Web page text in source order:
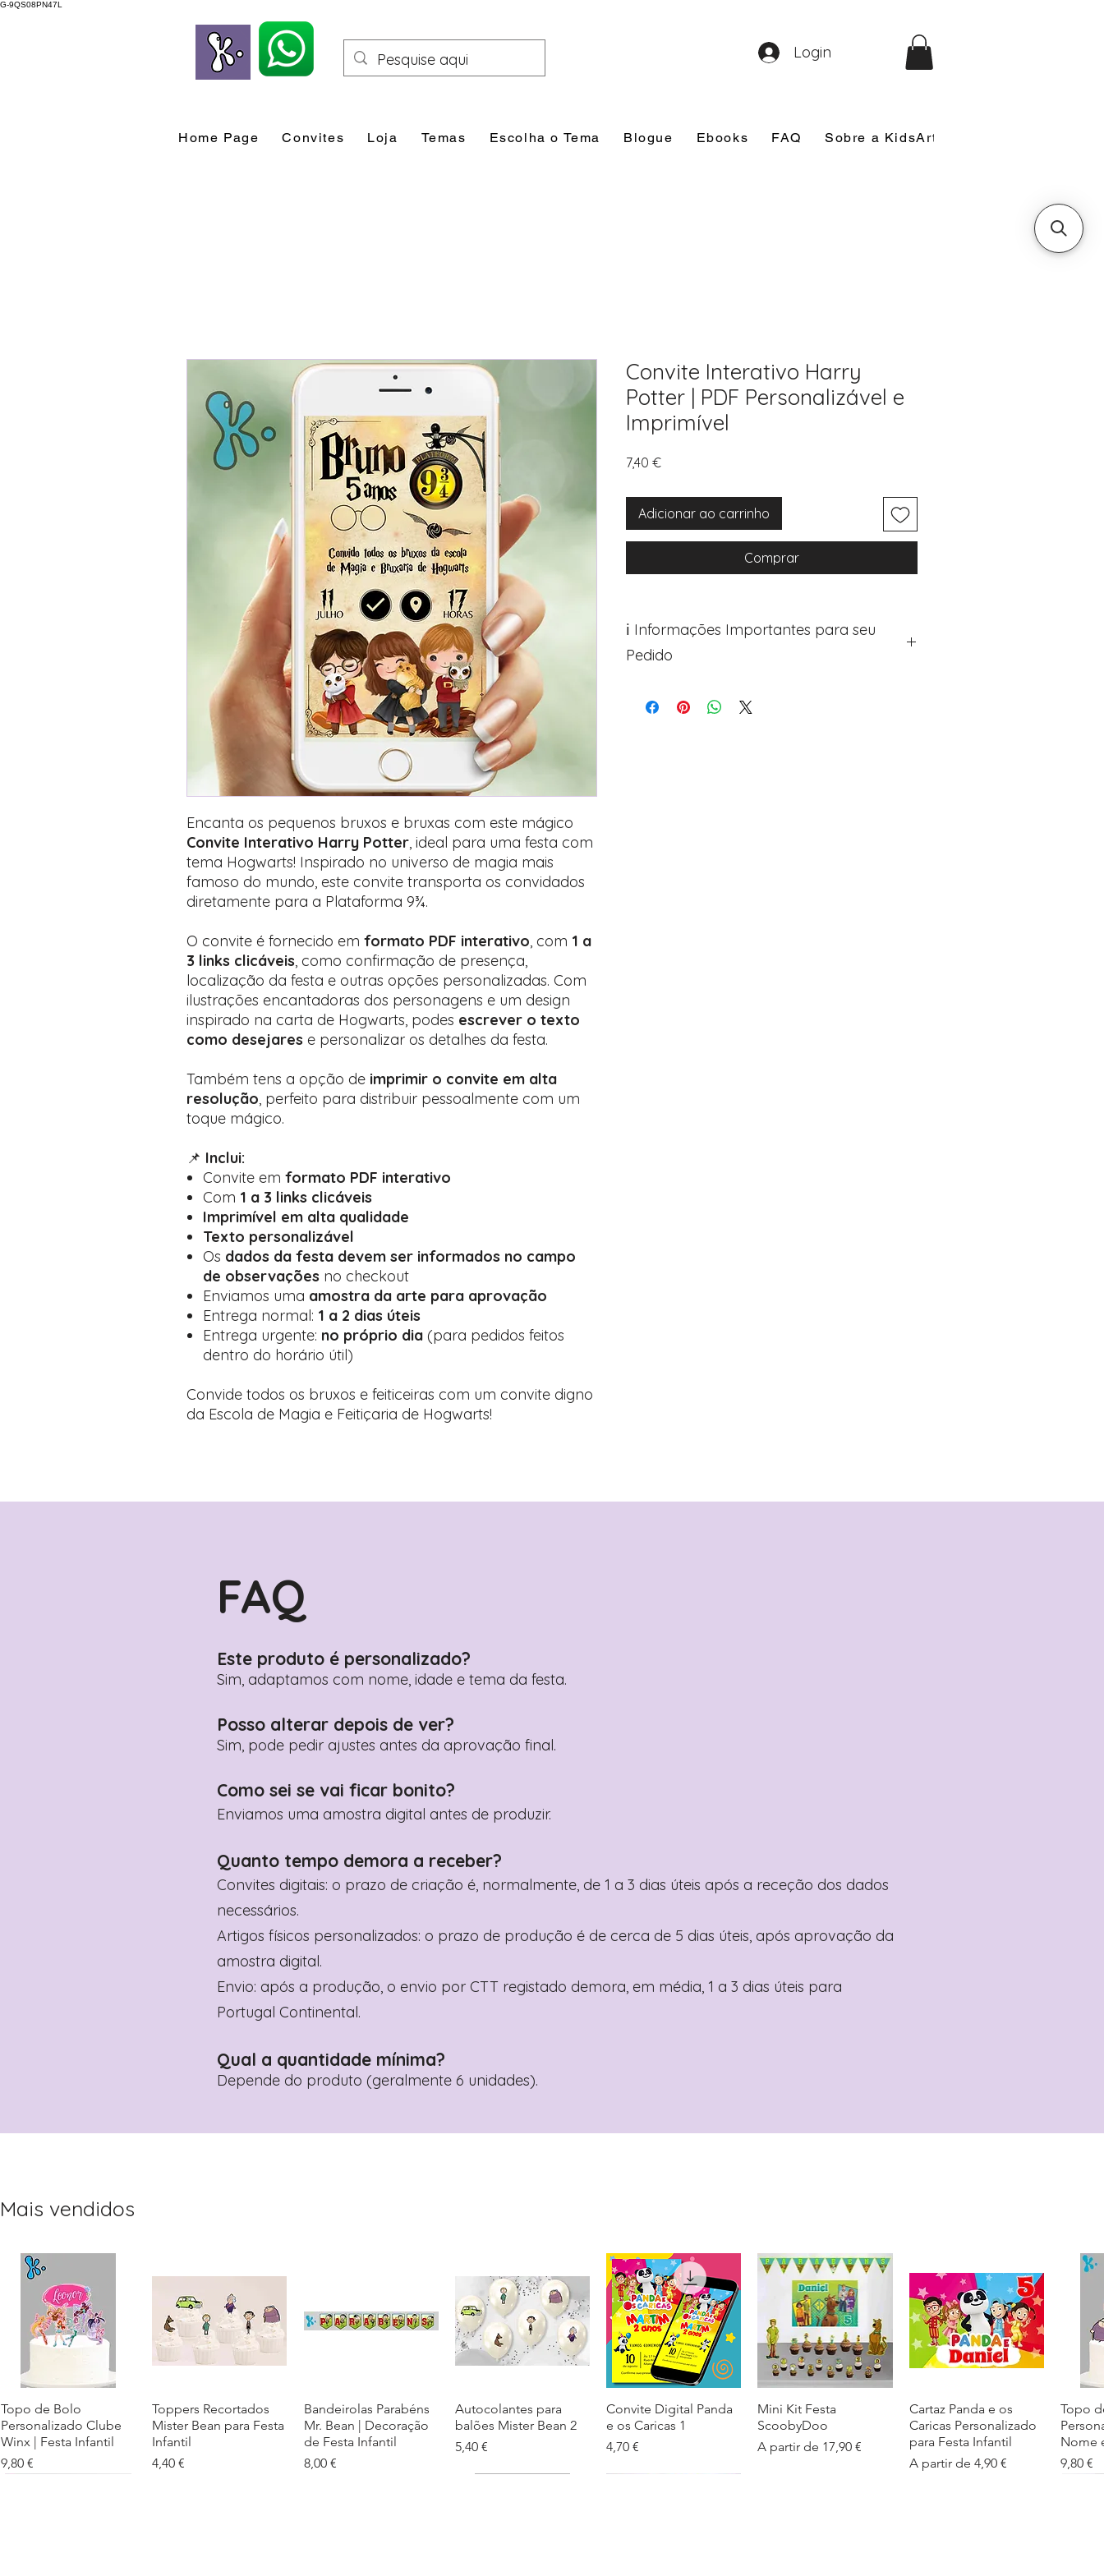
G-9QS08PN47L
Home Page Convites Loja Temas Escolha o Tema Blogue Ebooks FAQ Sobre a KidsArt
Login
Encanta os pequenos bruxos e bruxas com este mágico
Convite Interativo Harry Potter, ideal para uma festa com
tema Hogwarts! Inspirado no universo de magia mais
famoso do mundo, este convite transporta os convidados
diretamente para a Plataforma 9¾.
O convite é fornecido em formato PDF interativo, com 1 a
3 links clicáveis, como confirmação de presença,
localização da festa e outras opções personalizadas. Com
ilustrações encantadoras dos personagens e um design
inspirado na carta de Hogwarts, podes escrever o texto
como desejares e personalizar os detalhes da festa.
Também tens a opção de imprimir o convite em alta
resolução, perfeito para distribuir pessoalmente com um
toque mágico.
📌 Inclui:
Convite em formato PDF interativo
Com 1 a 3 links clicáveis
Imprimível em alta qualidade
Texto personalizável
Os dados da festa devem ser informados no campo
de observações no checkout
Enviamos uma amostra da arte para aprovação
Entrega normal: 1 a 2 dias úteis
Entrega urgente: no próprio dia (para pedidos feitos
dentro do horário útil)
Convide todos os bruxos e feiticeiras com um convite digno
da Escola de Magia e Feitiçaria de Hogwarts!
Convite Interativo Harry
Potter | PDF Personalizável e
Imprimível
7,40 €Preço
Adicionar ao carrinho
Comprar
ℹ️ Informações Importantes para seu
Pedido
Avance para a página de checkout (próximo passo
FAQ
Este produto é personalizado?
Sim, adaptamos com nome, idade e tema da festa.
Posso alterar depois de ver?
Sim, pode pedir ajustes antes da aprovação final.
Como sei se vai ficar bonito?
Enviamos uma amostra digital antes de produzir.
Quanto tempo demora a receber?
Convites digitais: o prazo de criação é, normalmente, de 1 a 3 dias úteis após a receção dos dados
necessários.
Artigos físicos personalizados: o prazo de produção é de cerca de 5 dias úteis, após aprovação da
amostra digital.
Envio: após a produção, o envio por CTT registado demora, em média, 1 a 3 dias úteis para
Portugal Continental.
Qual a quantidade mínima?
Depende do produto (geralmente 6 unidades).
Mais vendidos
Visualização rápida
Topo de Bolo
Personalizado Clube
Winx | Festa Infantil
Preço
9,80 €
Visualização rápida
Toppers Recortados
Mister Bean para Festa
Infantil
Preço
4,40 €
Visualização rápida
Bandeirolas Parabéns
Mr. Bean | Decoração
de Festa Infantil
Preço
8,00 €
Visualização rápida
Autocolantes para
balões Mister Bean 2
Preço
5,40 €
Visualização rápida
Convite Digital Panda
e os Caricas 1
Preço
4,70 €
Visualização rápida
Mini Kit Festa
ScoobyDoo
A partir de 17,90 €
Preço promocional
Visualização rápida
Cartaz Panda e os
Caricas Personalizado
para Festa Infantil
A partir de 4,90 €
Preço promocional
Topo
Nome
Preço
9,80 €